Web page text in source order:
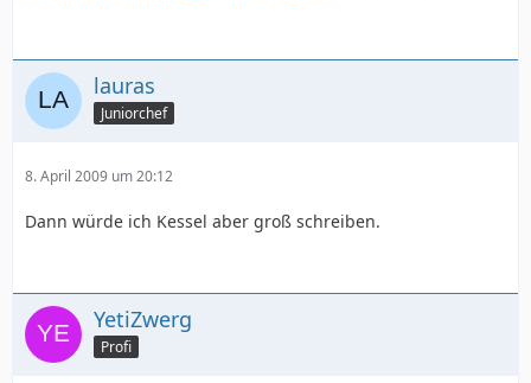
lauras
Juniorchef
8. April 2009 um 20:12
Dann würde ich Kessel aber groß schreiben.
YetiZwerg
Profi